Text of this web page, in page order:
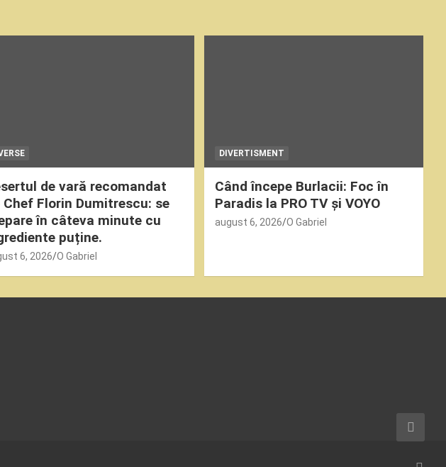
de vară recomandat
Chef Florin Dumitrescu: se
în câteva minute cu
puține.
6, 2026 O Gabriel
DIVERTISMENT
Când începe Burlacii: Foc în
Paradis la PRO TV și VOYO
august 6, 2026 O Gabriel